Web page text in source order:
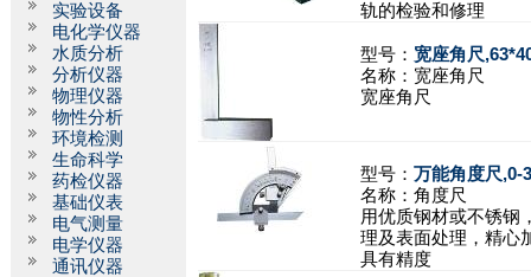
实验设备
电化学仪器
水质分析
分析仪器
物理仪器
物性分析
环境检测
生命科学
药检仪器
基础仪表
电气测量
电学仪器
通讯仪器
轨的检验和修理
型号： 宽座角尺
名称： 宽座角尺
宽座角尺
型号： 万能角度尺,0-
名称： 角度尺
用优质钢材或不锈钢
理及表面处理，精心
具有精度